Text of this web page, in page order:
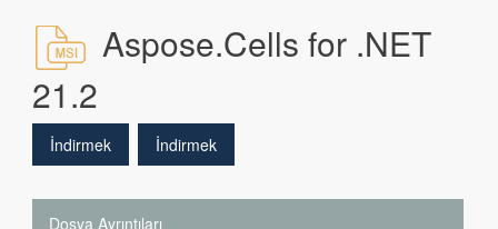
Aspose.Cells for .NET
21.2
İndirmek İndirmek
Dosya Ayrıntıları